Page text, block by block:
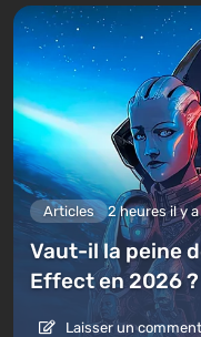
Articles 2 heures il y a
Vaut-il la peine
Effect en 2026 ?
Laisser un